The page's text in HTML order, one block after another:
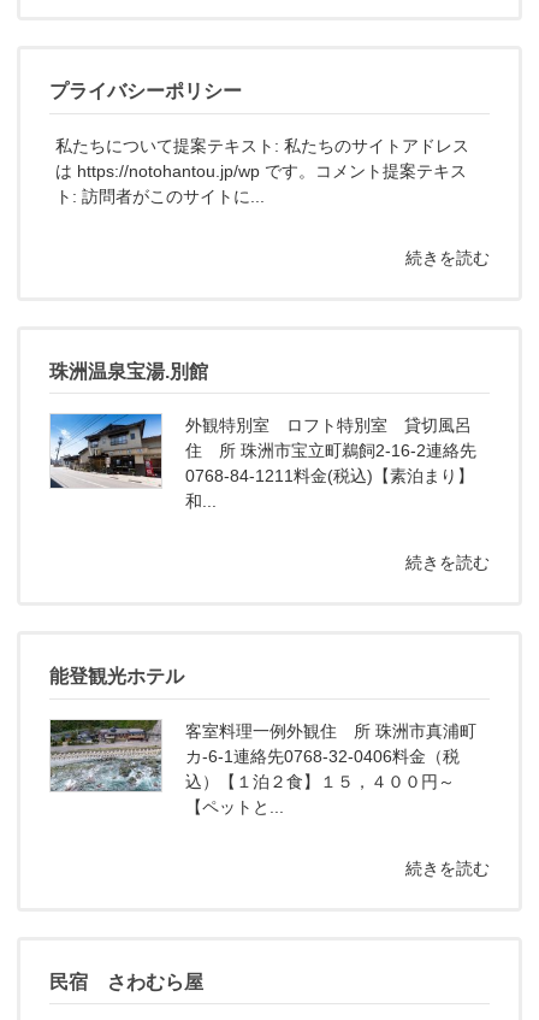
プライバシーポリシー
私たちについて提案テキスト: 私たちのサイトアドレス
は https://notohantou.jp/wp です。コメント提案テキス
ト: 訪問者がこのサイトに...
続きを読む
珠洲温泉宝湯.別館
外観特別室 ロフト特別室 貸切風呂
住 所 珠洲市宝立町鵜飼2-16-2連絡先
0768-84-1211料金(税込)【素泊まり】
和...
続きを読む
能登観光ホテル
客室料理一例外観住 所 珠洲市真浦町
カ-6-1連絡先0768-32-0406料金（税
込）【１泊２食】１５，４００円～
【ペットと...
続きを読む
民宿 さわむら屋